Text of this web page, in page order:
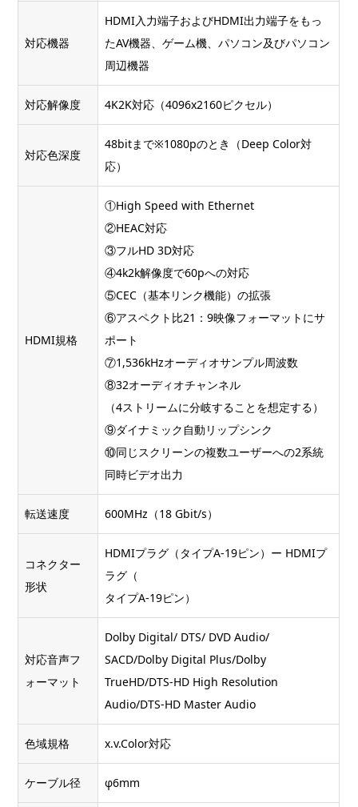
対応機器
HDMI入力端子およびHDMI出力端子をもっ
たAV機器、ゲーム機、パソコン及びパソコン
周辺機器
対応解像度 4K2K対応（4096x2160ピクセル）
対応色深度
48bitまで※1080pのとき（Deep Color対
応）
HDMI規格
①High Speed with Ethernet
②HEAC対応
③フルHD 3D対応
④4k2k解像度で60pへの対応
⑤CEC（基本リンク機能）の拡張
⑥アスペクト比21：9映像フォーマットにサ
ポート
⑦1,536kHzオーディオサンプル周波数
⑧32オーディオチャンネル
（4ストリームに分岐することを想定する）
⑨ダイナミック自動リップシンク
⑩同じスクリーンの複数ユーザーへの2系統
同時ビデオ出力
転送速度 600MHz（18 Gbit/s）
コネクター
形状
HDMIプラグ（タイプA-19ピン）ー HDMIプ
ラグ（
タイプA-19ピン）
対応音声フ
ォーマット
Dolby Digital/ DTS/ DVD Audio/
SACD/Dolby Digital Plus/Dolby
TrueHD/DTS-HD High Resolution
Audio/DTS-HD Master Audio
色域規格 x.v.Color対応
ケーブル径 φ6mm